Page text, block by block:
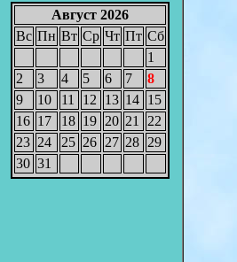
Август 2026
Вс Пн Вт Ср Чт Пт Сб
1
2
3 4 5 6 7
8
9
10 11 12 13 14 15
16 17 18 19 20 21
22
23 24 25 26 27 28 29
30 31